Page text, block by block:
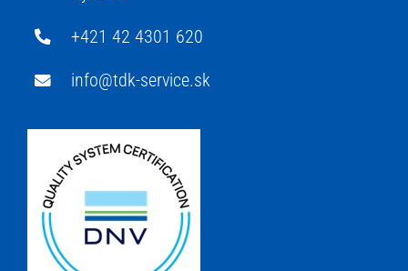
+421 42 4301 620
info@tdk-service.sk